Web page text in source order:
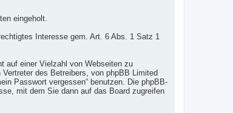
eingeholt.
Interesse gem. Art. 6 Abs. 1 Satz 1
auf einer Vielzahl von Webseiten zu
des Betreibers, von phpBB Limited
Passwort vergessen“ benutzen. Die phpBB-
mit dem Sie dann auf das Board zugreifen